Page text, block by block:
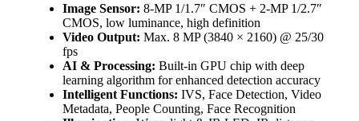
Image Sensor: 8-MP 1/1.7″ CMOS + 2-MP 1/2.7″
CMOS, low luminance, high definition
Video Output: Max. 8 MP (3840 × 2160) @ 25/30
fps
AI & Processing: Built-in GPU chip with deep
learning algorithm for enhanced detection accuracy
Intelligent Functions: IVS, Face Detection, Video
Metadata, People Counting, Face Recognition